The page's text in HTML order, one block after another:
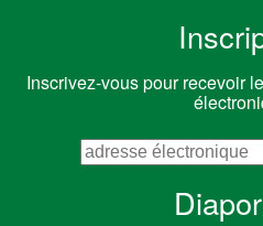
Inscrivez-vous pour recevoir